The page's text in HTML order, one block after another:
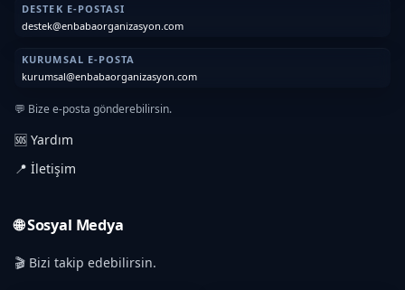
DESTEK E-POSTASI
destek@enbabaorganizasyon.com
KURUMSAL E-POSTA
kurumsal@enbabaorganizasyon.com
💬 Bize e-posta gönderebilirsin.
🆘 Yardım
📍 İletişim
🌐 Sosyal Medya
🎬 Bizi takip edebilirsin.